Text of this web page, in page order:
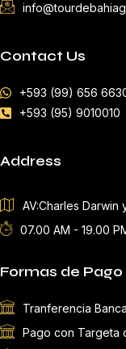
Contact Us
+593 (99) 656
+593 (95) 9010010
Address
AV:Charles Darwin
07.00 AM - 19.00
Formas de Pago
Tranferencia
Pago con Targeta